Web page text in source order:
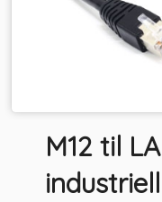
M12 til
industriell